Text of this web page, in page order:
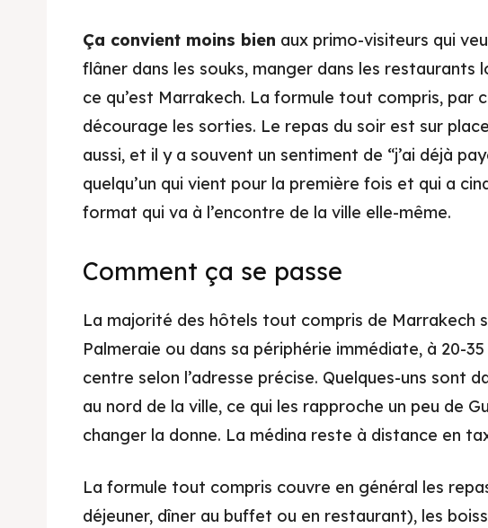
Bons Plans
Actualités
Ça convient moins bien aux primo-visiteurs qui
flâner dans les souks, manger dans les restaurants
ce qu’est Marrakech. La formule tout compris, par
décourage les sorties. Le repas du soir est sur
aussi, et il y a souvent un sentiment de “j’ai déjà
quelqu’un qui vient pour la première fois et qui a
format qui va à l’encontre de la ville elle-même.
Comment ça se passe
La majorité des hôtels tout compris de Marrakech
Palmeraie ou dans sa périphérie immédiate, à 20-
centre selon l’adresse précise. Quelques-uns sont
au nord de la ville, ce qui les rapproche un peu de
changer la donne. La médina reste à distance en
La formule tout compris couvre en général les
déjeuner, dîner au buffet ou en restaurant), les